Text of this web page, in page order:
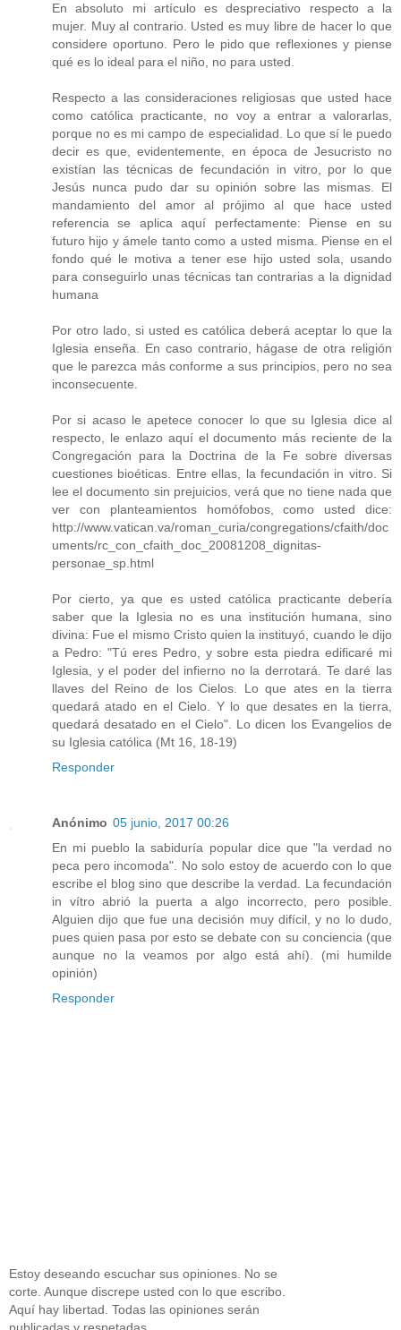
En absoluto mi artículo es despreciativo respecto a la
mujer. Muy al contrario. Usted es muy libre de hacer lo que
considere oportuno. Pero le pido que reflexiones y piense
qué es lo ideal para el niño, no para usted.
Respecto a las consideraciones religiosas que usted hace
como católica practicante, no voy a entrar a valorarlas,
porque no es mi campo de especialidad. Lo que sí le puedo
decir es que, evidentemente, en época de Jesucristo no
existían las técnicas de fecundación in vitro, por lo que
Jesús nunca pudo dar su opinión sobre las mismas. El
mandamiento del amor al prójimo al que hace usted
referencia se aplica aquí perfectamente: Piense en su
futuro hijo y ámele tanto como a usted misma. Piense en el
fondo qué le motiva a tener ese hijo usted sola, usando
para conseguirlo unas técnicas tan contrarias a la dignidad
humana
Por otro lado, si usted es católica deberá aceptar lo que la
Iglesia enseña. En caso contrario, hágase de otra religión
que le parezca más conforme a sus principios, pero no sea
inconsecuente.
Por si acaso le apetece conocer lo que su Iglesia dice al
respecto, le enlazo aquí el documento más reciente de la
Congregación para la Doctrina de la Fe sobre diversas
cuestiones bioéticas. Entre ellas, la fecundación in vitro. Si
lee el documento sin prejuicios, verá que no tiene nada que
ver con planteamientos homófobos, como usted dice:
http://www.vatican.va/roman_curia/congregations/cfaith/doc
uments/rc_con_cfaith_doc_20081208_dignitas-
personae_sp.html
Por cierto, ya que es usted católica practicante debería
saber que la Iglesia no es una institución humana, sino
divina: Fue el mismo Cristo quien la instituyó, cuando le dijo
a Pedro: "Tú eres Pedro, y sobre esta piedra edificaré mi
Iglesia, y el poder del infierno no la derrotará. Te daré las
llaves del Reino de los Cielos. Lo que ates en la tierra
quedará atado en el Cielo. Y lo que desates en la tierra,
quedará desatado en el Cielo". Lo dicen los Evangelios de
su Iglesia católica (Mt 16, 18-19)
Responder
Anónimo 05 junio, 2017 00:26
En mi pueblo la sabiduría popular dice que "la verdad no
peca pero incomoda". No solo estoy de acuerdo con lo que
escribe el blog sino que describe la verdad. La fecundación
in vítro abrió la puerta a algo incorrecto, pero posible.
Alguien dijo que fue una decisión muy difícil, y no lo dudo,
pues quien pasa por esto se debate con su conciencia (que
aunque no la veamos por algo está ahí). (mi humilde
opinión)
Responder
Estoy deseando escuchar sus opiniones. No se
corte. Aunque discrepe usted con lo que escribo.
Aquí hay libertad. Todas las opiniones serán
publicadas y respetadas.